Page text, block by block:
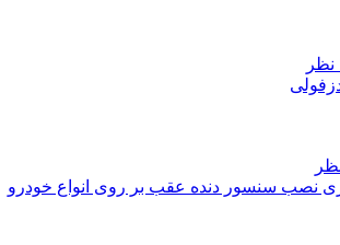
نصب سنسور دنده عقب بر روی انواع خودرو